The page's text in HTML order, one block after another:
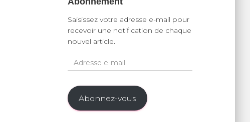
Saisissez votre adresse e-mail pour
recevoir une notification de chaque
nouvel article.
d
e
s
Abonnez-vous